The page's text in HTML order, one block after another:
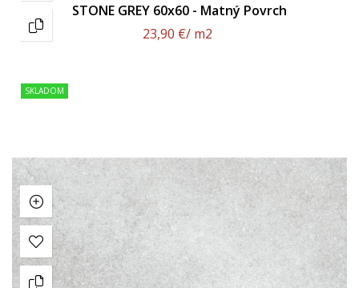
STONE GREY 60x60 - Matný Povrch
23,90 €/ m2
SKLADOM